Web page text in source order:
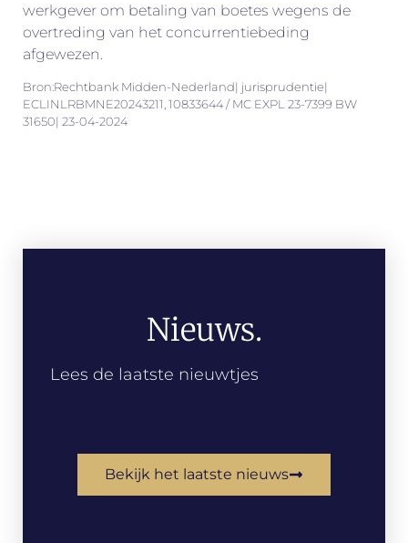
werkgever om betaling van boetes wegens de
overtreding van het concurrentiebeding
afgewezen.
Bron:Rechtbank Midden-Nederland| jurisprudentie|
ECLINLRBMNE20243211, 10833644 / MC EXPL 23-7399 BW
31650| 23-04-2024
Nieuws.
Lees de laatste nieuwtjes
Bekijk het laatste nieuws